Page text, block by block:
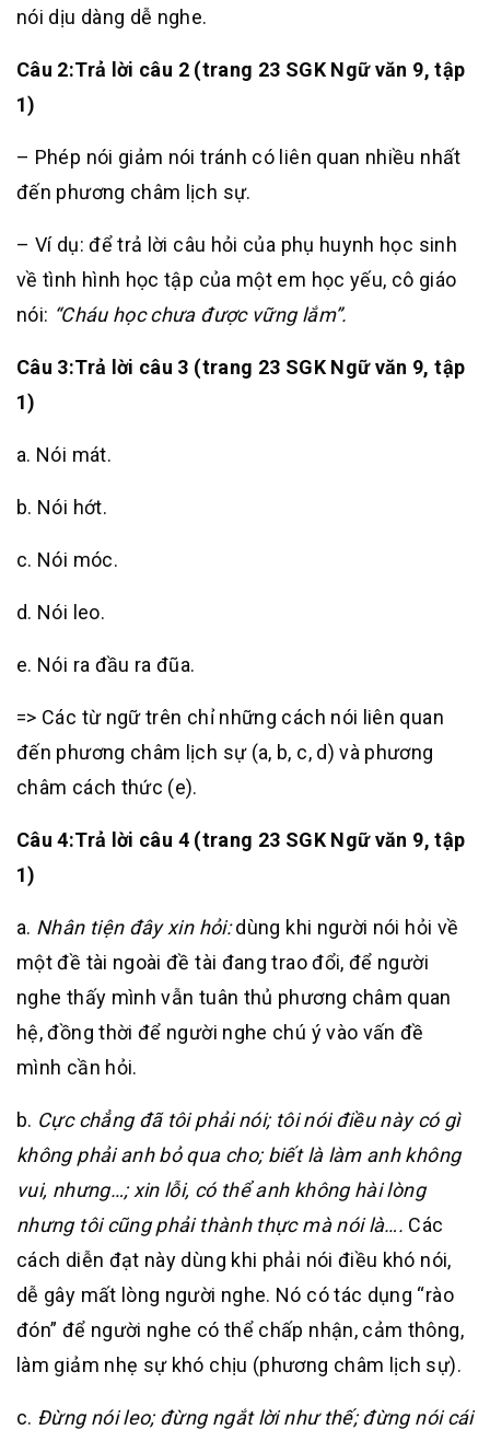
nói dịu dàng dễ nghe.
Câu 2:Trả lời câu 2 (trang 23 SGK Ngữ văn 9, tập
1)
– Phép nói giảm nói tránh có liên quan nhiều nhất
đến phương châm lịch sự.
– Ví dụ: để trả lời câu hỏi của phụ huynh học sinh
về tình hình học tập của một em học yếu, cô giáo
nói: “Cháu học chưa được vững lắm”.
Câu 3:Trả lời câu 3 (trang 23 SGK Ngữ văn 9, tập
1)
a. Nói mát.
b. Nói hớt.
c. Nói móc.
d. Nói leo.
e. Nói ra đầu ra đũa.
=> Các từ ngữ trên chỉ những cách nói liên quan
đến phương châm lịch sự (a, b, c, d) và phương
châm cách thức (e).
Câu 4:Trả lời câu 4 (trang 23 SGK Ngữ văn 9, tập
1)
a. Nhân tiện đây xin hỏi:dùng khi người nói hỏi về
một đề tài ngoài đề tài đang trao đổi, để người
nghe thấy mình vẫn tuân thủ phương châm quan
hệ, đồng thời để người nghe chú ý vào vấn đề
mình cần hỏi.
b. Cực chẳng đã tôi phải nói; tôi nói điều này có gì
không phải anh bỏ qua cho; biết là làm anh không
vui, nhưng…; xin lỗi, có thể anh không hài lòng
nhưng tôi cũng phải thành thực mà nói là…. Các
cách diễn đạt này dùng khi phải nói điều khó nói,
dễ gây mất lòng người nghe. Nó có tác dụng “rào
đón” để người nghe có thể chấp nhận, cảm thông,
làm giảm nhẹ sự khó chịu (phương châm lịch sự).
c. Đừng nói leo; đừng ngắt lời như thế; đừng nói cái